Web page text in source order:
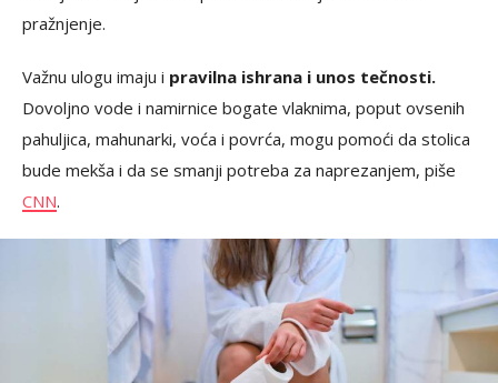
pražnjenje.
Važnu ulogu imaju i pravilna ishrana i unos tečnosti.
Dovoljno vode i namirnice bogate vlaknima, poput ovsenih
pahuljica, mahunarki, voća i povrća, mogu pomoći da stolica
bude mekša i da se smanji potreba za naprezanjem, piše
CNN.